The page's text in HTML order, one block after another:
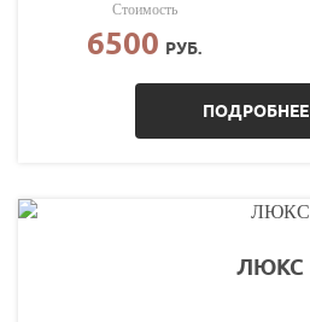
Стоимость
6500 РУБ.
ПОДРОБНЕЕ
ЛЮКС